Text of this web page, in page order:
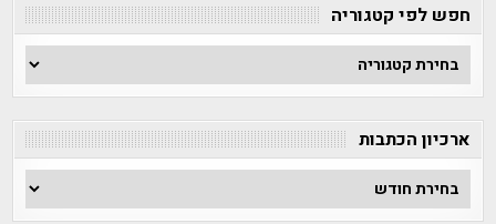
חפש לפי קטגוריה
חפש
לפי
קטגוריה
ארכיון הכתבות
ארכיון
הכתבות